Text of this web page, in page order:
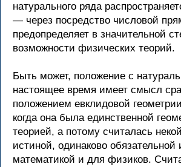
натурального ряда
— через посредство числовой
предопределяет в значительной
возможности физических теорий.
Быть может, положение с
настоящее время имеет смысл
положением евклидовой
когда она была единственной
теорией, а потому считалась
истиной, одинаково обязательной
математикой и для физиков.